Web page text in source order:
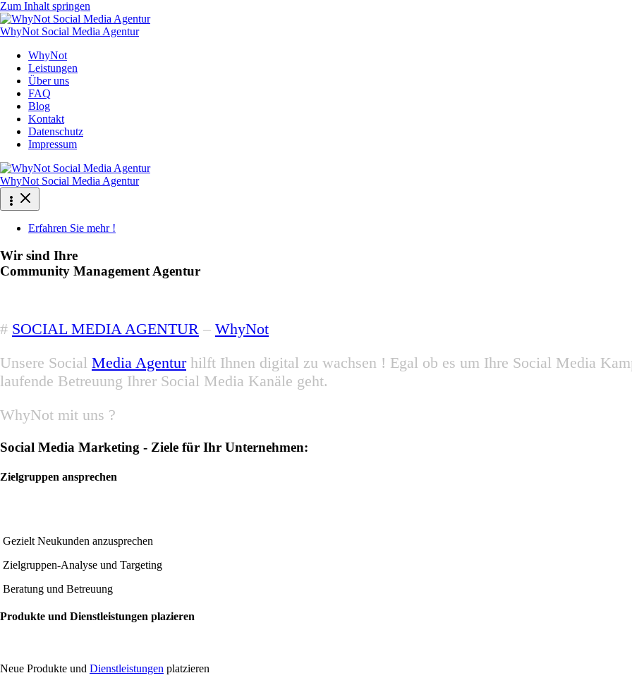
Zum Inhalt springen
WhyNot Social Media Agentur
WhyNot
Leistungen
Über uns
FAQ
Blog
Kontakt
Datenschutz
Impressum
WhyNot Social Media Agentur
Erfahren Sie mehr !
Wir sind Ihre
Community Management Agentur
# SOCIAL MEDIA AGENTUR – WhyNot
Unsere Social Media Agenturhilft Ihnen digital zu wachsen ! Egal ob es um Ihre Social Media
laufende Betreuung Ihrer Social Media Kanäle geht.
WhyNot mit uns ?
Social Media Marketing - Ziele für Ihr Unternehmen:
Zielgruppen ansprechen
Gezielt Neukunden anzusprechen
Zielgruppen-Analyse und Targeting
Beratung und Betreuung
Produkte und Dienstleistungen plazieren
Neue Produkte und Dienstleistungen platzieren